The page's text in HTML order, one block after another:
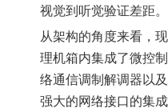
视觉到听觉验证差距。
从架构的角度来看，
理机箱内集成了微控
络通信调制解调器以
强大的网络接口的集